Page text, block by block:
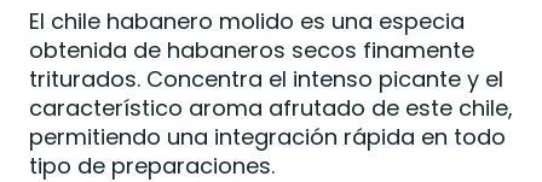
El chile habanero molido es una especia
obtenida de habaneros secos finamente
triturados. Concentra el intenso picante y el
característico aroma afrutado de este chile,
permitiendo una integración rápida en todo
tipo de preparaciones.